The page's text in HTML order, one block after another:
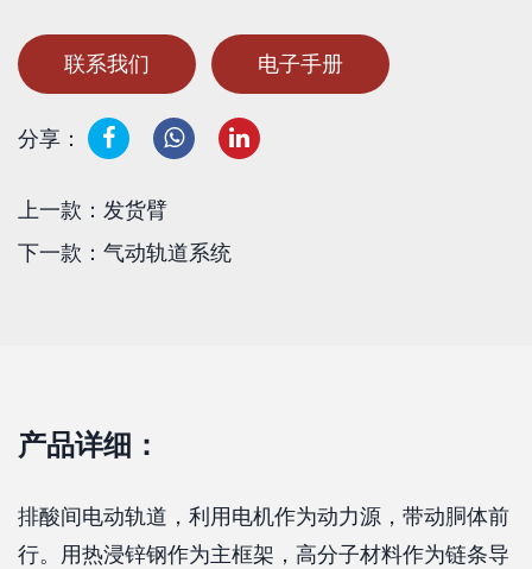
联系我们 电子手册
分享：
上一款：发货臂
下一款：气动轨道系统
产品详细：
排酸间电动轨道，利用电机作为动力源，带动胴体前
行。用热浸锌钢作为主框架，高分子材料作为链条导